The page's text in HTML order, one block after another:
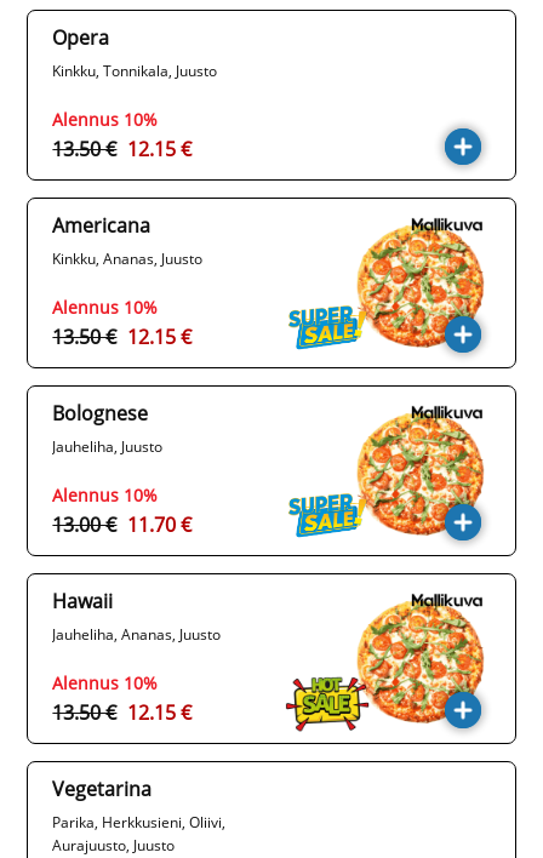
Opera
Kinkku, Tonnikala, Juusto
Alennus 10%
13.50 € 12.15 €
Americana
Kinkku, Ananas, Juusto
Alennus 10%
13.50 € 12.15 €
Bolognese
Jauheliha, Juusto
Alennus 10%
13.00 € 11.70 €
Hawaii
Jauheliha, Ananas, Juusto
Alennus 10%
13.50 € 12.15 €
Vegetarina
Parika, Herkkusieni, Oliivi,
Aurajuusto, Juusto